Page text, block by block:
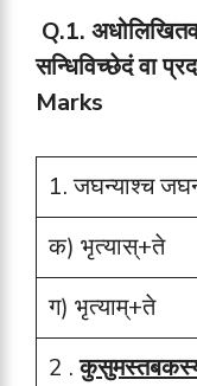
Q.1.
सन्धिविच्छेदं वा
Marks
1. जघन्याश्च
क) भृत्यास्+ते
ग) भृत्याम्+ते
2 .